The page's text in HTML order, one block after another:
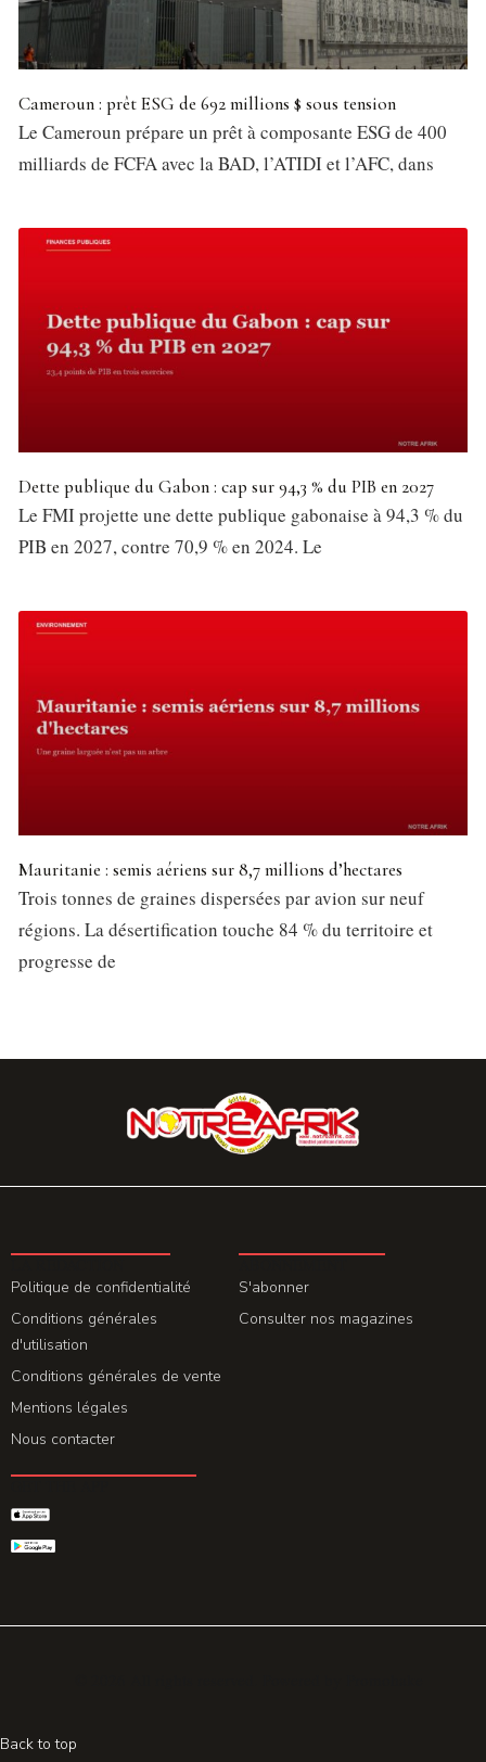
Cameroun : prêt ESG de 692 millions $ sous tension
Le Cameroun prépare un prêt à composante ESG de 400
milliards de FCFA avec la BAD, l’ATIDI et l’AFC, dans
Dette publique du Gabon : cap sur 94,3 % du PIB en 2027
Le FMI projette une dette publique gabonaise à 94,3 % du
PIB en 2027, contre 70,9 % en 2024. Le
Mauritanie : semis aériens sur 8,7 millions d’hectares
Trois tonnes de graines dispersées par avion sur neuf
régions. La désertification touche 84 % du territoire et
progresse de
Politique de confidentialité
Conditions générales
d'utilisation
Conditions générales de vente
Mentions légales
Nous contacter
S'abonner
Consulter nos magazines
Back to top